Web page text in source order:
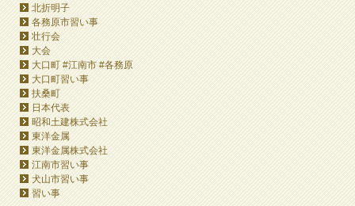
北折明子
各務原市習い事
壮行会
大会
大口町 #江南市 #各務原
大口町習い事
扶桑町
日本代表
昭和土建株式会社
東洋金属
東洋金属株式会社
江南市習い事
犬山市習い事
習い事